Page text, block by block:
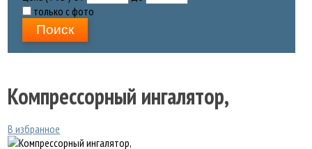
только с фото
Поиск
Компрессорный ингалятор,
В избранное